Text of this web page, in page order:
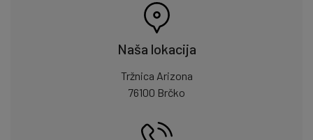
Naša lokacija
Tržnica Arizona
76100 Brčko